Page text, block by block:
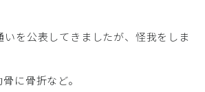
いを公表してきましたが、怪我をしま
に骨折など。